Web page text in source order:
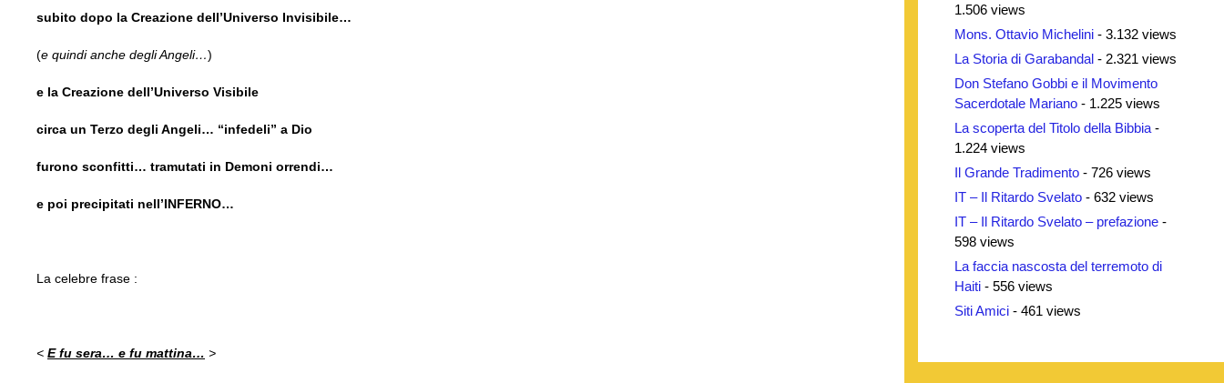
subito dopo la Creazione dell’Universo Invisibile…
(e quindi anche degli Angeli…)
e la Creazione dell’Universo Visibile
circa un Terzo degli Angeli… “infedeli” a Dio
furono sconfitti… tramutati in Demoni orrendi…
e poi precipitati nell’INFERNO…
La celebre frase :
< E fu sera… e fu mattina… >
1.506 views
Mons. Ottavio Michelini - 3.132 views
La Storia di Garabandal - 2.321 views
Don Stefano Gobbi e il Movimento
Sacerdotale Mariano - 1.225 views
La scoperta del Titolo della Bibbia -
1.224 views
Il Grande Tradimento - 726 views
IT – Il Ritardo Svelato - 632 views
IT – Il Ritardo Svelato – prefazione -
598 views
La faccia nascosta del terremoto di
Haiti - 556 views
Siti Amici - 461 views